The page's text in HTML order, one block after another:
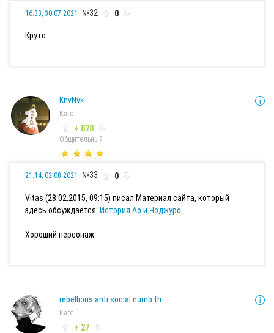
16:33, 30.07.2021 №32 0
Круто
KnvNvk
Каге
+ 828
Общительный
21:14, 02.08.2021 №33 0
Vitas (28.02.2015, 09:15) писал:Материал сайта, который
здесь обсуждается: История Ао и Чоджуро
Хороший персонаж
rebellious anti social numb th
Каге
+ 27